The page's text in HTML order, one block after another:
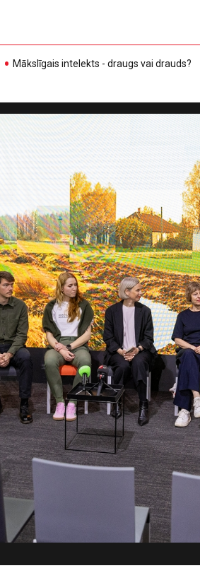
Mākslīgais intelekts - draugs vai drauds?